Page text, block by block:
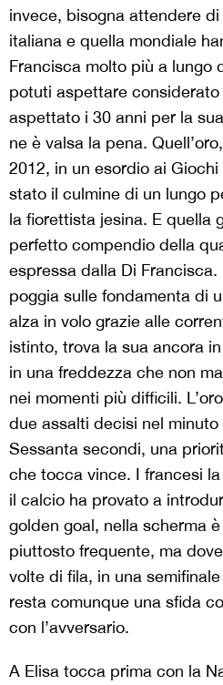
invece, bisogna attendere
italiana e quella mondiale
Francisca molto più a lungo
potuti aspettare
aspettato i 30 anni per la
ne è valsa la pena.
2012, in un esordio ai
stato il culmine di un lungo
la fiorettista jesina. E quella
perfetto compendio della
espressa dalla Di
poggia sulle fondamenta di
alza in volo grazie alle
istinto, trova la sua ancora
in una freddezza che non
nei momenti più difficili.
due assalti decisi nel
Sessanta secondi, una
che tocca vince. I francesi
il calcio ha provato a
golden goal, nella scherma
piuttosto frequente, ma
volte di fila, in una
resta comunque una sfida
con l’avversario.
A Elisa tocca prima con la